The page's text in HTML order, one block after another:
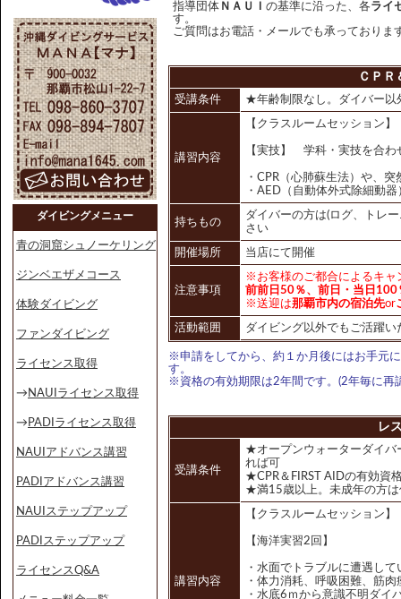
指導団体 ＮＡＵＩ の基準に沿った、各ライ
す。
ご質問はお電話・メールでも承っておりま
ＣＰＲ
受講条件 ★年齢制限なし。ダイバー以
講習内容
【クラスルームセッション
【実技】 学科・実技を合わ
・CPR（心肺蘇生法）や、
・AED（自動体外式除細動
持ちもの
ダイバーの方は(ログ、トレ
さい
開催場所 当店にて開催
注意事項
※お客様のご都合によるキャ
前前日50％、前日・当日100
※送迎は那覇市内の宿泊先or
活動範囲 ダイビング以外でもご活躍い
※申請をしてから、約１か月後にはお手元
す。
※資格の有効期限は2年間です。(2年毎に再
レ
受講条件
★オープンウォーターダイバ
れば可
★CPR＆FIRST AIDの有効資
★満15歳以上。未成年の方
講習内容
【クラスルームセッション
【海洋実習2回】
・水面でトラブルに遭遇し
・体力消耗、呼吸困難、筋
・水底6ｍから意識不明ダイ
ダイビングメニュー
青の洞窟シュノーケリング
ジンベエザメコース
体験ダイビング
ファンダイビング
ライセンス取得
→ NAUIライセンス取得
→ PADIライセンス取得
NAUIアドバンス講習
PADIアドバンス講習
NAUIステップアップ
PADIステップアップ
ライセンスQ&A